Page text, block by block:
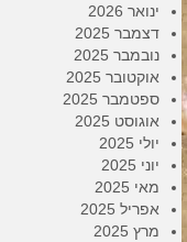
ינואר 2026
דצמבר 2025
נובמבר 2025
אוקטובר 2025
ספטמבר 2025
אוגוסט 2025
יולי 2025
יוני 2025
מאי 2025
אפריל 2025
מרץ 2025